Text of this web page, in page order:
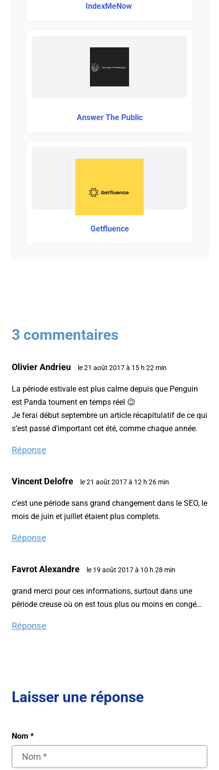
IndexMeNow
Answer The Public
Getfluence
3 commentaires
Olivier Andrieu le 21 août 2017 à 15 h 22 min
La période estivale est plus calme depuis que Penguin
est Panda tournent en temps réel 😉
Je ferai début septembre un article récapitulatif de ce qui
s’est passé d’important cet été, comme chaque année.
Réponse
Vincent Delofre le 21 août 2017 à 12 h 26 min
c’est une période sans grand changement dans le SEO, le
mois de juin et juillet étaient plus complets.
Réponse
Favrot Alexandre le 19 août 2017 à 10 h 28 min
grand merci pour ces informations, surtout dans une
période creuse où on est tous plus ou moins en congé…
Réponse
Laisser une réponse
Nom *